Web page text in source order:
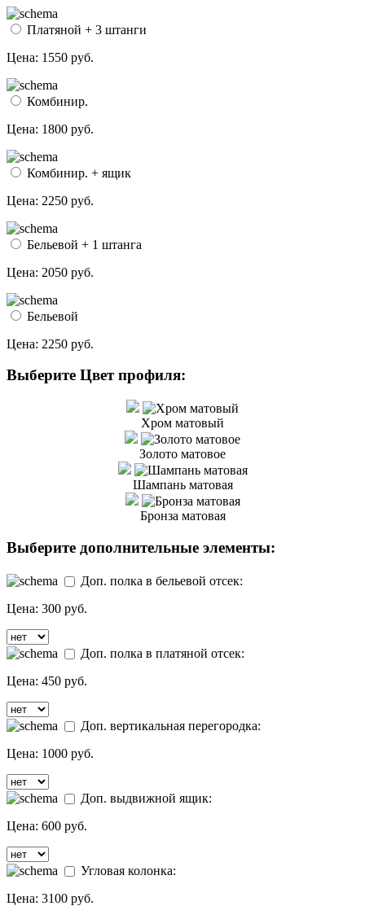
Платяной + 3 штанги
Цена: 1550 руб.
Комбинир.
Цена: 1800 руб.
Комбинир. + ящик
Цена: 2250 руб.
Бельевой + 1 штанга
Цена: 2050 руб.
Бельевой
Цена: 2250 руб.
Выберите Цвет профиля:
Хром матовый
Золото матовое
Шампань матовая
Бронза матовая
Выберите дополнительные элементы:
Доп. полка в бельевой отсек:
Цена: 300 руб.
Доп. полка в платяной отсек:
Цена: 450 руб.
Доп. вертикальная перегородка:
Цена: 1000 руб.
Доп. выдвижной ящик:
Цена: 600 руб.
Угловая колонка:
Цена: 3100 руб.